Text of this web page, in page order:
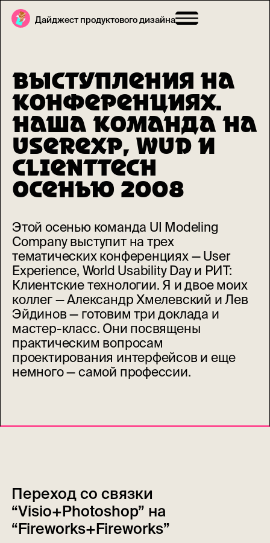
Дайджест продуктового дизайна
ВЫСТУПЛЕНИЯ НА
КОНФЕРЕНЦИЯХ.
НАША КОМАНДА НА
USEREXP, WUD И
CLIENTTECH
ОСЕНЬЮ 2008
Этой осенью команда UI Modeling
Company выступит на трех
тематических конференциях — User
Experience, World Usability Day и РИТ:
Клиентские технологии. Я и двое моих
коллег — Александр Хмелевский и Лев
Эйдинов — готовим три доклада и
мастер-класс. Они посвящены
практическим вопросам
проектирования интерфейсов и еще
немного — самой профессии.
Переход со связки
“Visio+Photoshop” на
“Fireworks+Fireworks”